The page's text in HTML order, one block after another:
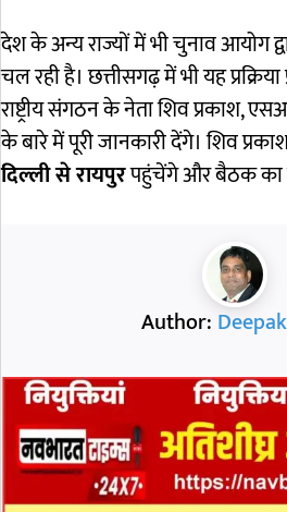
देश के अन्य राज्यों में भी चुनाव आयोग
चल रही है। छत्तीसगढ़ में भी यह
राष्ट्रीय संगठन के नेता शिव प्रकाश,
के बारे में पूरी जानकारी देंगे। शिव
दिल्ली से रायपुरपहुंचेंगे और बैठक का
Author: